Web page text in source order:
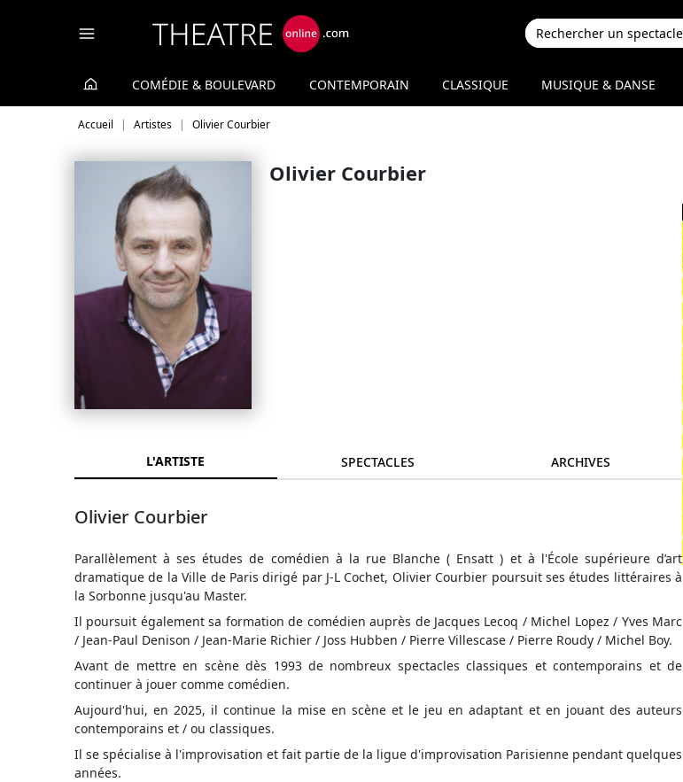
COMÉDIE & BOULEVARD CONTEMPORAIN CLASSIQUE MUSIQUE & DANSE
Accueil Artistes Olivier Courbier
Olivier Courbier
L'ARTISTE SPECTACLES ARCHIVES
Olivier Courbier
Parallèlement à ses études de comédien à la rue Blanche ( Ensatt ) et à l'École supérieure d’art
dramatique de la Ville de Paris dirigé par J-L Cochet, Olivier Courbier poursuit ses études littéraires à
la Sorbonne jusqu'au Master.
Il poursuit également sa formation de comédien auprès de Jacques Lecoq / Michel Lopez / Yves Marc
/ Jean-Paul Denison / Jean-Marie Richier / Joss Hubben / Pierre Villescase / Pierre Roudy / Michel Boy.
Avant de mettre en scène dès 1993 de nombreux spectacles classiques et contemporains et de
continuer à jouer comme comédien.
Aujourd'hui, en 2025, il continue la mise en scène et le jeu en adaptant et en jouant des auteurs
contemporains et / ou classiques.
Il se spécialise à l'improvisation et fait partie de la ligue d'improvisation Parisienne pendant quelques
années.